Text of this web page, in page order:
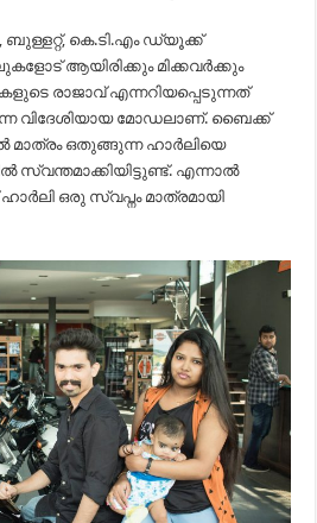
കെ.ടി.എം ഡ്യൂക്ക്
ആയിരിക്കും മിക്കവർക്കും
രാജാവ് എന്നറിയപ്പെടുന്നത്
വിദേശിയായ മോഡലാണ്. ബൈക്ക്
മാത്രം ഒതുങ്ങുന്ന ഹാർലിയെ
സ്വന്തമാക്കിയിട്ടുണ്ട്. എന്നാൽ
ഒരു സ്വപ്നം മാത്രമായി